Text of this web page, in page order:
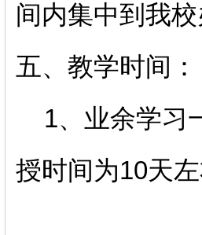
间内集中到我
五、教学时间：
1、业余学习
授时间为10天